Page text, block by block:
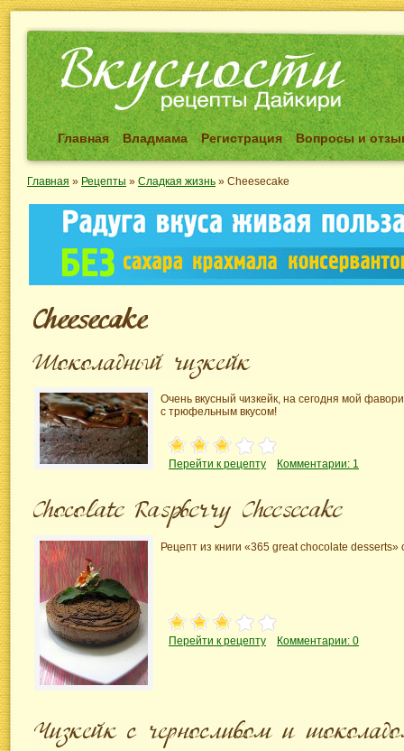
Главная Владмама Регистрация Вопросы и
Главная » Рецепты » Сладкая жизнь » Cheesecake
Очень вкусный чизкейк, на сегодня мой
с трюфельным вкусом!
Перейти к рецепту Комментарии: 1
Рецепт из книги «365 great chocolate
Перейти к рецепту Комментарии: 0